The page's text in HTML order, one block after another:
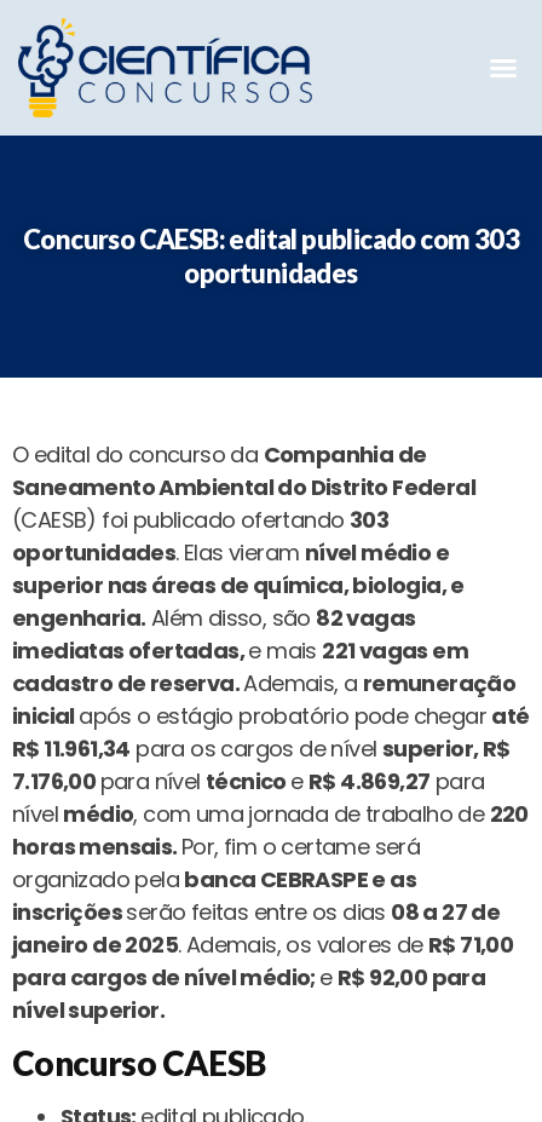
Concurso CAESB: edital publicado com 303
oportunidades
O edital do concurso da Companhia de
Saneamento Ambiental do Distrito Federal
(CAESB) foi publicado ofertando 303
oportunidades. Elas vieram nível médio e
superior nas áreas de química, biologia, e
engenharia. Além disso, são 82 vagas
imediatas ofertadas,e mais 221 vagas em
cadastro de reserva.Ademais, a remuneração
inicialapós o estágio probatório pode chegar até
R$ 11.961,34 para os cargos de nível superior, R$
7.176,00 para nível técnico e R$ 4.869,27 para
nível médio, com uma jornada de trabalho de 220
horas mensais. Por, fim o certame será
organizado pela banca CEBRASPE e as
inscriçõesserão feitas entre os dias 08 a 27 de
janeiro de 2025. Ademais, os valores de R$ 71,00
para cargos de nível médio; e R$ 92,00 para
nível superior.
Concurso CAESB